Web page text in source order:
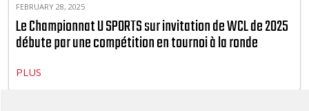
FEBRUARY 28, 2025
Le Championnat U SPORTS sur invitation de WCL de 2025
débute par une compétition en tournoi à la ronde
PLUS